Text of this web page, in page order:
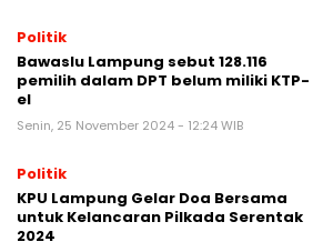
Politik
Bawaslu Lampung sebut 128.116
pemilih dalam DPT belum miliki KTP-
el
Senin, 25 November 2024 - 12:24 WIB
Politik
KPU Lampung Gelar Doa Bersama
untuk Kelancaran Pilkada Serentak
2024